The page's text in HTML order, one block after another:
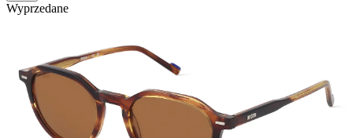
Wyprzedane